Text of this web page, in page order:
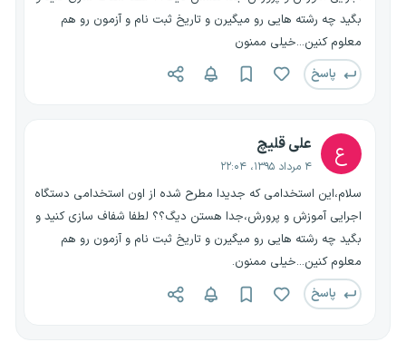
بگید چه رشته هایی رو میگیرن و تاریخ ثبت نام و آزمون رو هم
معلوم کنین...خیلی ممنون
پاسخ
ع علی قلیچ
۴ مرداد ۱۳۹۵، ۲۲:۰۴
سلام،این استخدامی که جدیدا مطرح شده از اون استخدامی دستگاه
اجرایی آموزش و پرورش،جدا هستن دیگ؟؟ لطفا شفاف سازی کنید و
بگید چه رشته هایی رو میگیرن و تاریخ ثبت نام و آزمون رو هم
معلوم کنین...خیلی ممنون.
پاسخ